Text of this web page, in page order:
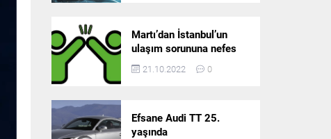
Martı’dan İstanbul’un
ulaşım sorununa nefes
aldıracak yeni
platform: Tek Araçla
21.10.2022 0
Efsane Audi TT 25.
yaşında